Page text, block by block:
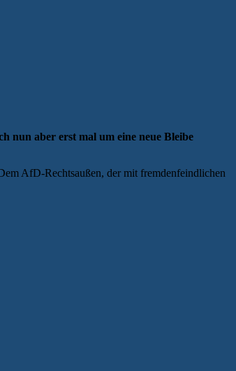
nun aber erst mal um eine neue Bleibe
AfD-Rechtsaußen, der mit fremdenfeindlichen